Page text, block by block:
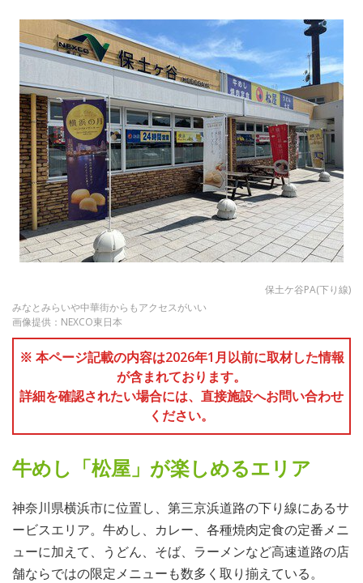
保土ケ谷PA(下り線)
みなとみらいや中華街からもアクセスがいい
画像提供：NEXCO東日本
※ 本ページ記載の内容は2026年1月以前に取材した情報
が含まれております。
詳細を確認されたい場合には、直接施設へお問い合わせ
ください。
牛めし「松屋」が楽しめるエリア
神奈川県横浜市に位置し、第三京浜道路の下り線にあるサ
ービスエリア。牛めし、カレー、各種焼肉定食の定番メニ
ューに加えて、うどん、そば、ラーメンなど高速道路の店
舗ならではの限定メニューも数多く取り揃えている。